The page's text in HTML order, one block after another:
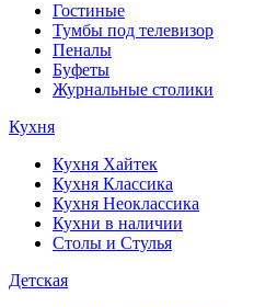
Гостиные
Тумбы под телевизор
Пеналы
Буфеты
Журнальные столики
Кухня
Кухня Хайтек
Кухня Классика
Кухня Неоклассика
Кухни в наличии
Столы и Стулья
Детская